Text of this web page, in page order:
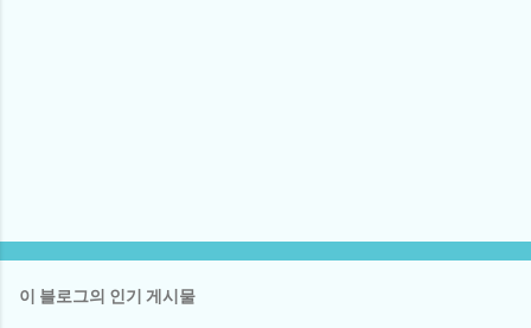
이 블로그의 인기 게시물